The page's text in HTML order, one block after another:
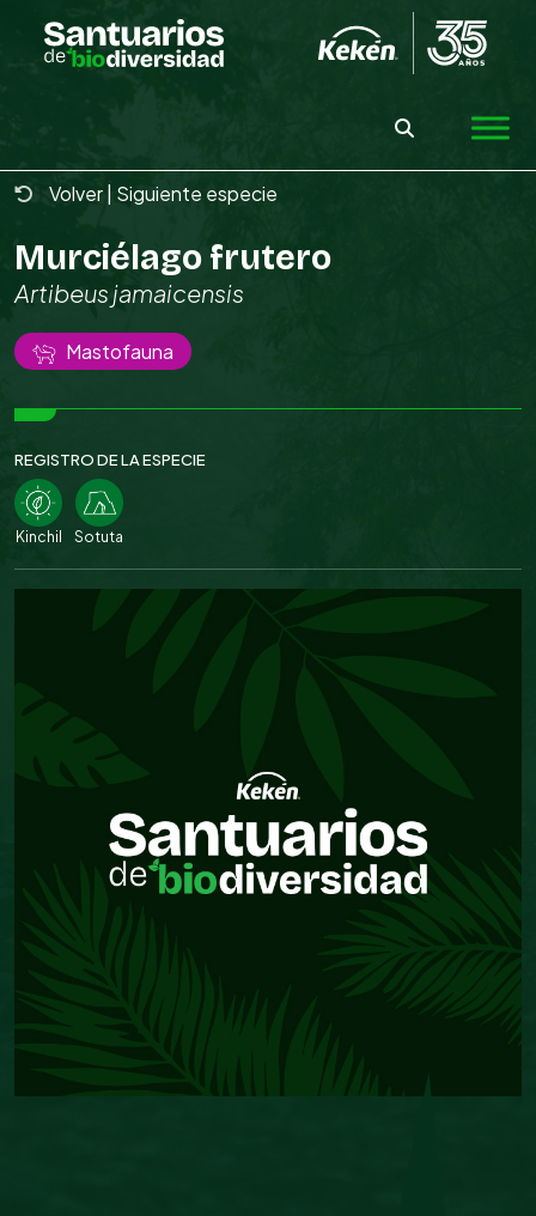
Volver Siguiente especie
Murciélago frutero
Artibeus jamaicensis
Mastofauna
REGISTRO DE LA ESPECIE
Kinchil Sotuta